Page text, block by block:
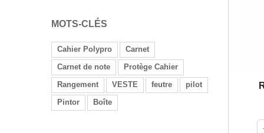
MOTS-CLÉS
Cahier Polypro
Carnet
Carnet de note
Protège Cahier
Rangement
VESTE feutre
pilot
Pintor
Boîte